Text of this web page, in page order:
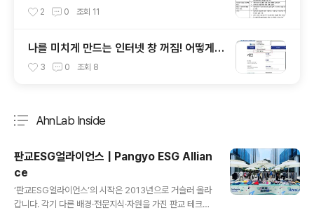
안 USB에 대해 알아봅시다
2 0 조회 11
나를 미치게 만드는 인터넷 창 꺼짐! 어떻게
해결할까?
3 0 조회 8
AhnLab Inside
판교ESG얼라이언스 | Pangyo ESG Allian
ce
‘판교ESG얼라이언스’의 시작은 2013년으로 거슬러 올라
갑니다. 각기 다른 배경·전문지식·자원을 가진 판교 테크노